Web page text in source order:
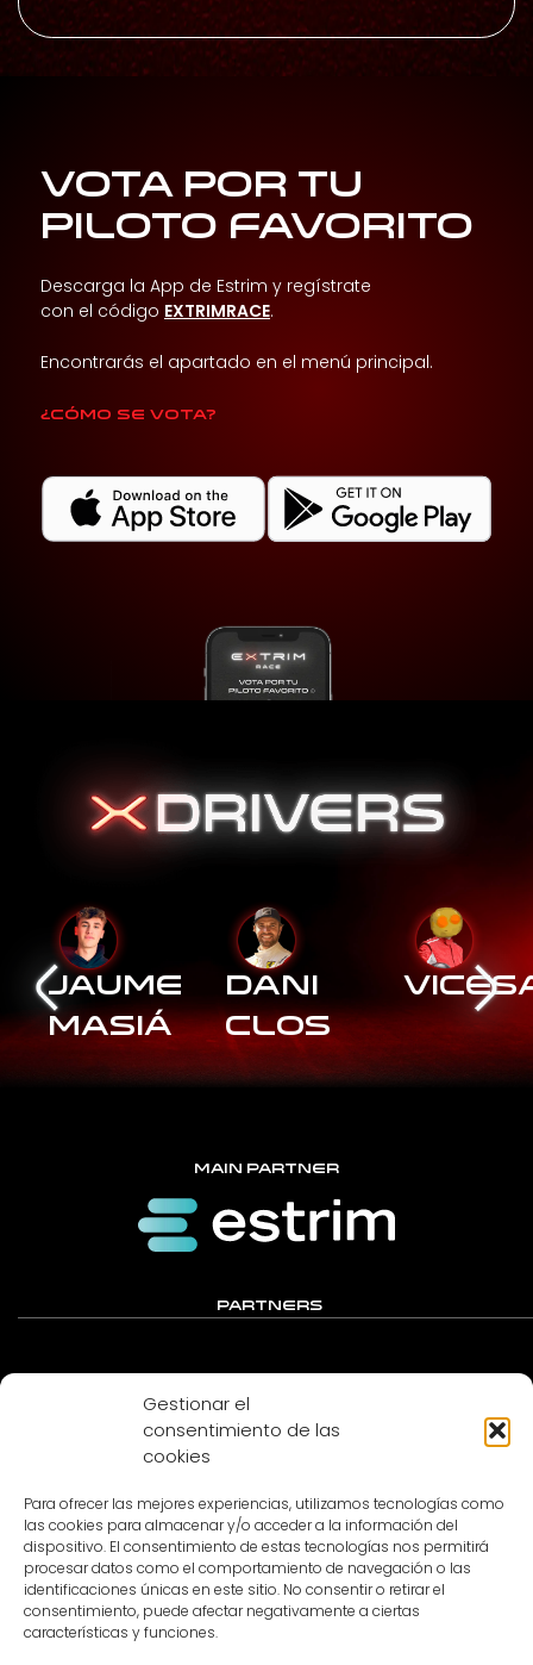
Gestionar el
consentimiento de las
cookies
Para ofrecer las mejores experiencias, utilizamos tecnologías como
las cookies para almacenar y/o acceder a la información del
dispositivo. El consentimiento de estas tecnologías nos permitirá
procesar datos como el comportamiento de navegación o las
identificaciones únicas en este sitio. No consentir o retirar el
consentimiento, puede afectar negativamente a ciertas
características y funciones.
VOTA POR TU
PILOTO FAVORITO
Descarga la App de Estrim y regístrate
con el código EXTRIMRACE.
Encontrarás el apartado en el menú principal.
¿Cómo se vota?
Jaume
Masiá
Dani
Clos
MAIN PARTNER
PARTNERS
MEDIA PARTNER